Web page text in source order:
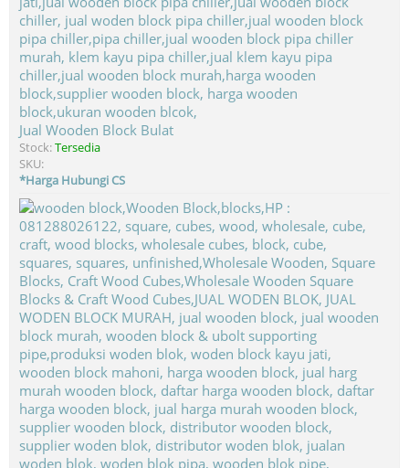
Jual Wooden Block Bulat
Stock:Tersedia
SKU:
*Harga Hubungi CS